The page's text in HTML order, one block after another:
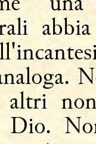
altri
Dio.